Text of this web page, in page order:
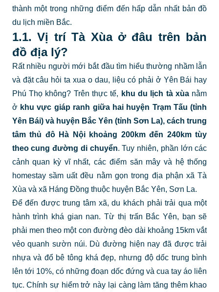
thành một trong những điểm đến hấp dẫn nhất bản đồ
du lịch miền Bắc.
1.1. Vị trí Tà Xùa ở đâu trên bản
đồ địa lý?
Rất nhiều người mới bắt đầu tìm hiểu thường nhầm lẫn
và đặt câu hỏi ta xua o dau, liệu có phải ở Yên Bái hay
Phú Thọ không? Trên thực tế, khu du lịch tà xùa nằm
ở khu vực giáp ranh giữa hai huyện Trạm Tấu (tỉnh
Yên Bái) và huyện Bắc Yên (tỉnh Sơn La), cách trung
tâm thủ đô Hà Nội khoảng 200km đến 240km tùy
theo cung đường di chuyển. Tuy nhiên, phần lớn các
cảnh quan kỳ vĩ nhất, các điểm săn mây và hệ thống
homestay sầm uất đều nằm gọn trong địa phận xã Tà
Xùa và xã Háng Đồng thuộc huyện Bắc Yên, Sơn La.
Để đến được trung tâm xã, du khách phải trải qua một
hành trình khá gian nan. Từ thị trấn Bắc Yên, bạn sẽ
phải men theo một con đường đèo dài khoảng 15km vắt
vẻo quanh sườn núi. Dù đường hiện nay đã được trải
nhựa và đổ bê tông khá đẹp, nhưng độ dốc trung bình
lên tới 10%, có những đoạn dốc đứng và cua tay áo liên
tục. Chính sự hiểm trở này lại càng làm tăng thêm khao